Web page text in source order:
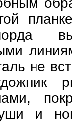
не
и